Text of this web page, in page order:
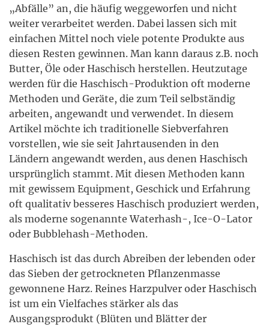
„Abfälle” an, die häufig weggeworfen und nicht
weiter verarbeitet werden. Dabei lassen sich mit
einfachen Mittel noch viele potente Produkte aus
diesen Resten gewinnen. Man kann daraus z.B. noch
Butter, Öle oder Haschisch herstellen. Heutzutage
werden für die Haschisch-Produktion oft moderne
Methoden und Geräte, die zum Teil selbständig
arbeiten, angewandt und verwendet. In diesem
Artikel möchte ich traditionelle Siebverfahren
vorstellen, wie sie seit Jahrtausenden in den
Ländern angewandt werden, aus denen Haschisch
ursprünglich stammt. Mit diesen Methoden kann
mit gewissem Equipment, Geschick und Erfahrung
oft qualitativ besseres Haschisch produziert werden,
als moderne sogenannte Waterhash-, Ice-O-Lator
oder Bubblehash-Methoden.
Haschisch ist das durch Abreiben der lebenden oder
das Sieben der getrockneten Pflanzenmasse
gewonnene Harz. Reines Harzpulver oder Haschisch
ist um ein Vielfaches stärker als das
Ausgangsprodukt (Blüten und Blätter der